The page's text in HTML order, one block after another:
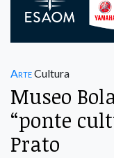
ArteCultura
Museo
“ponte
Prato